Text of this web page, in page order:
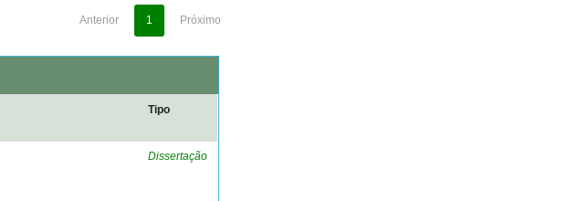
Anterior 1 Próximo
Tipo
Dissertação